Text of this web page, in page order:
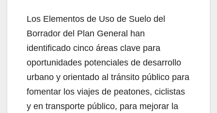
Los Elementos de Uso de Suelo del
Borrador del Plan General han
identificado cinco áreas clave para
oportunidades potenciales de desarrollo
urbano y orientado al tránsito público para
fomentar los viajes de peatones, ciclistas
y en transporte público, para mejorar la